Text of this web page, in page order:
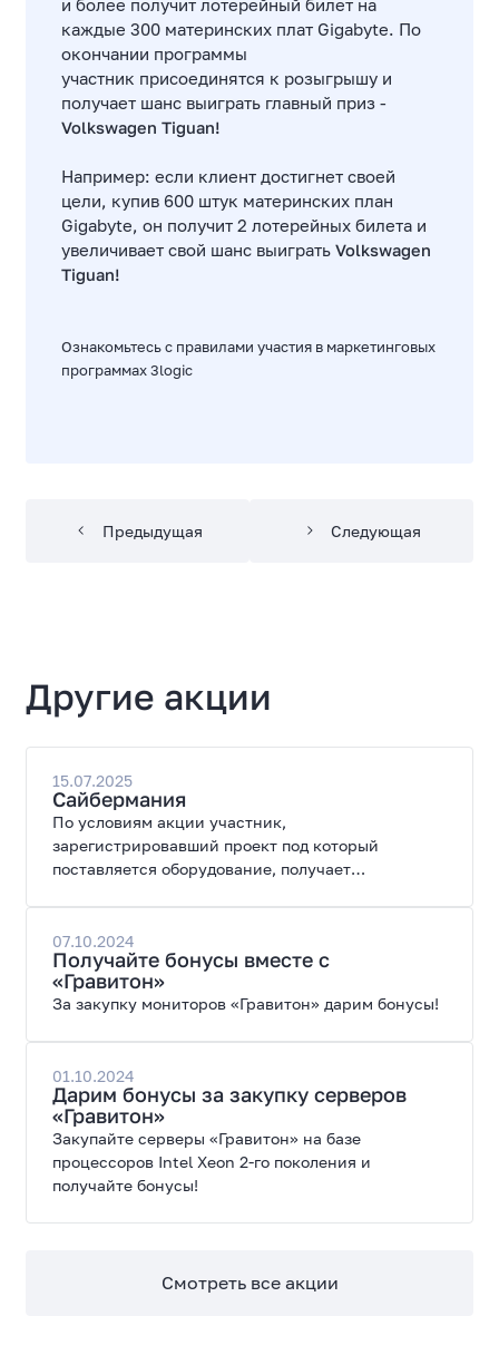
и более получит лотерейный билет на
каждые 300 материнских плат Gigabyte. По
окончании программы
участник присоединятся к розыгрышу и
получает шанс выиграть главный приз -
Volkswagen Tiguan!
Например: если клиент достигнет своей
цели, купив 600 штук материнских план
Gigabyte, он получит 2 лотерейных билета и
увеличивает свой шанс выигратьVolkswagen
Tiguan!
Ознакомьтесь с правилами участия в маркетинговых
программах3logic
Предыдущая Следующая
Другие акции
15.07.2025
Сайбермания
По условиям акции участник,
зарегистрировавший проект под который
поставляется оборудование, получает
07.10.2024
Получайте бонусы вместе с
«Гравитон»
За закупку мониторов «Гравитон» дарим бонусы!
01.10.2024
Дарим бонусы за закупку серверов
«Гравитон»
Закупайте серверы «Гравитон» на базе
процессоров Intel Xeon 2-го поколения и
получайте бонусы!
Смотреть все акции